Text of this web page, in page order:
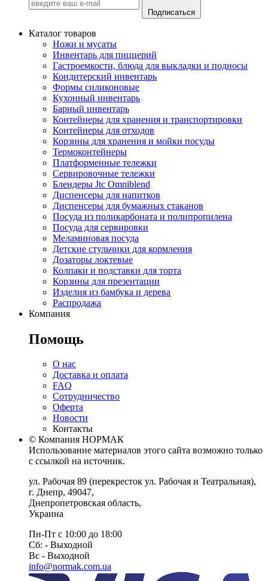
Подписаться
Каталог товаров
Ножи и мусаты
Инвентарь для пиццерий
Гастроемкости, блюда для выкладки и подносы
Кондитерский инвентарь
Формы силиконовые
Кухонный инвентарь
Барный инвентарь
Контейнеры для хранения и транспортировки
Контейнеры для отходов
Корзины для хранения и мойки посуды
Термоконтейнеры
Платформенные тележки
Сервировочные тележки
Блендеры Jtc Omniblend
Диспенсеры для напитков
Диспенсеры для бумажных стаканов
Посуда из поликарбоната и полипропилена
Посуда для сервировки
Меламиновая посуда
Детские стульчики для кормления
Дозаторы локтевые
Колпаки и подставки для торта
Корзины для презентации
Изделия из бамбука и дерева
Распродажа
Компания
Помощь
О нас
Доставка и оплата
FAQ
Сотрудничество
Оферта
Новости
Контакты
© Компания НОРМАК
Использование материалов этого сайта возможно только
с ссылкой на источник.
ул. Рабочая 89 (перекресток ул. Рабочая и Театральная),
г. Днепр, 49047,
Днепропетровская область,
Украина
Пн-Пт с 10:00 до 18:00
Сб: - Выходной
Вс - Выходной
info@normak.com.ua